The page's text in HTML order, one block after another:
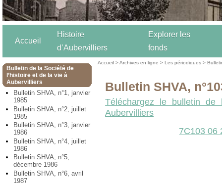
Accueil
Histoire
d’Aubervilliers
Explorer les
fonds
Bulletin de la Société de
l’histoire et de la vie à
Aubervilliers
Bulletin SHVA, n°1, janvier
1985
Bulletin SHVA, n°2, juillet
1985
Bulletin SHVA, n°3, janvier
1986
Bulletin SHVA, n°4, juillet
1986
Bulletin SHVA, n°5,
décembre 1986
Bulletin SHVA, n°6, avril
1987
Accueil >Archives en ligne >Les périodiques >
Bulletin SHVA,
Téléchargez le bulletin
Aubervilliers
7C103 06